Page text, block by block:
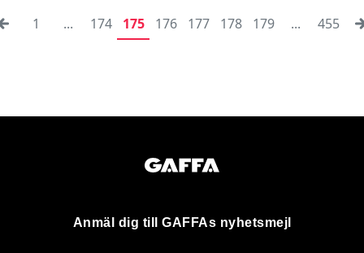
1 ... 174 175 176 177 178 179 ... 455
Anmäl dig till GAFFAs nyhetsmejl